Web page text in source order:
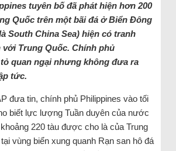
tuyên bố đã phát hiện hơn 200
Quốc trên một bãi đá ở Biển Đông
South China Sea) hiện có tranh
với Trung Quốc. Chính phủ
quan ngại nhưng không đưa ra
tức.
đưa tin, chính phủ Philippines vào tối
biết lực lượng Tuần duyên của nước
220 tàu được cho là của Trung
vùng biển xung quanh Rạn san hô đá